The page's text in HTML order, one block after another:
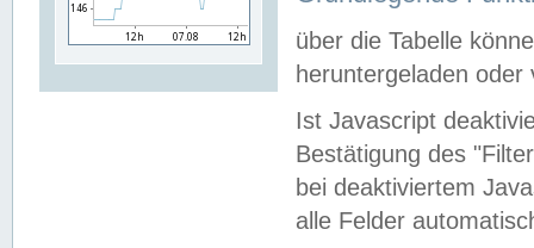
über die Tabelle
heruntergeladen oder
Ist Javascript
Bestätigung des
bei deaktiviertem
alle Felder